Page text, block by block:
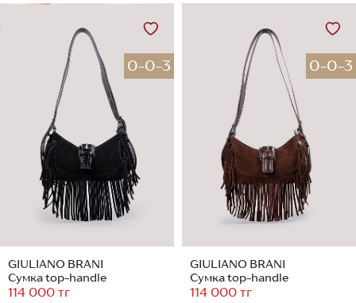
0-0-3
GIULIANO BRANI
Сумка top-handle
114 000 тг
0-0-3
GIULIANO BRANI
Сумка top-handle
114 000 тг